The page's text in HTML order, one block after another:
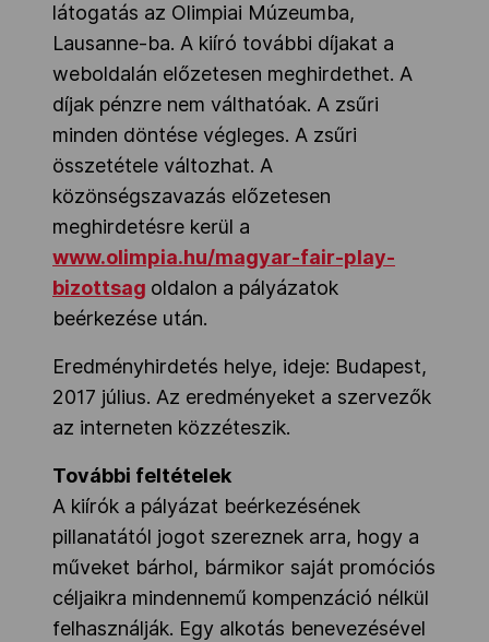
látogatás az Olimpiai Múzeumba,
Lausanne-ba. A kiíró további díjakat a
weboldalán előzetesen meghirdethet. A
díjak pénzre nem válthatóak. A zsűri
minden döntése végleges. A zsűri
összetétele változhat. A
közönségszavazás előzetesen
meghirdetésre kerül a
www.olimpia.hu/magyar-fair-play-
bizottsag oldalon a pályázatok
beérkezése után.
Eredményhirdetés helye, ideje: Budapest,
2017 július. Az eredményeket a szervezők
az interneten közzéteszik.
További feltételek
A kiírók a pályázat beérkezésének
pillanatától jogot szereznek arra, hogy a
műveket bárhol, bármikor saját promóciós
céljaikra mindennemű kompenzáció nélkül
felhasználják. Egy alkotás benevezésével